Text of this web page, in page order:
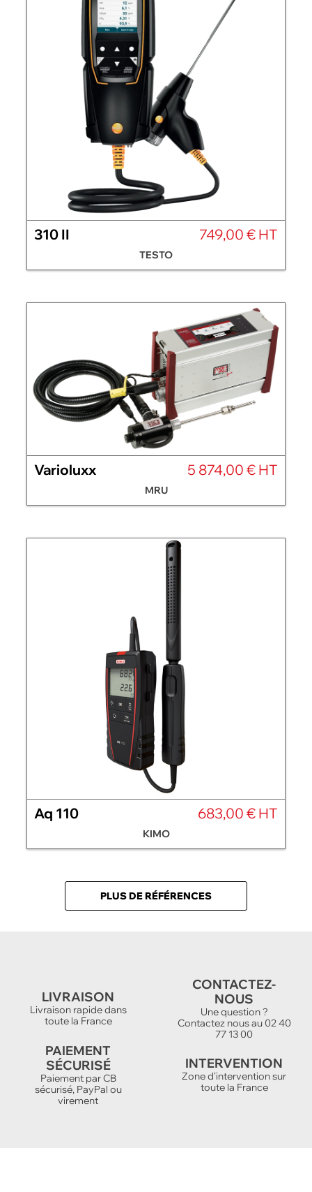
310 II 749,00 € HT
TESTO
Varioluxx 5 874,00 € HT
MRU
Aq 110 683,00 € HT
KIMO
PLUS DE RÉFÉRENCES
LIVRAISON
Livraison rapide dans
toute la France
CONTACTEZ-
NOUS
Une question ?
Contactez nous au 02 40
77 13 00
PAIEMENT
SÉCURISÉ
Paiement par CB
sécurisé, PayPal ou
virement
INTERVENTION
Zone d'intervention sur
toute la France